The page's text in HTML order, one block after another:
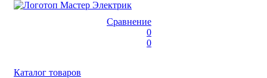
Сравнение
0
0
Каталог товаров